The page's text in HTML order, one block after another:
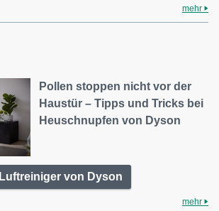
mehr
Pollen stoppen nicht vor der
Haustür – Tipps und Tricks bei
Heuschnupfen von Dyson
Luftreiniger von Dyson
mehr